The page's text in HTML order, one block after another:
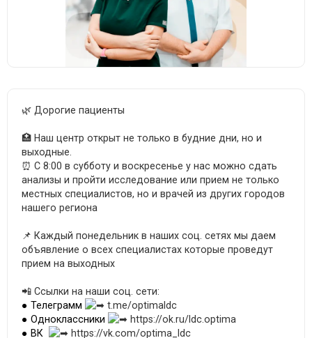
🌿 Дорогие пациенты
🏥 Наш центр открыт не только в будние дни, но и
выходные.
⏰ С 8:00 в субботу и воскресенье у нас можно сдать
анализы и пройти исследование или прием не только
местных специалистов, но и врачей из других городов
нашего региона
📌 Каждый понедельник в наших соц. сетях мы даем
объявление о всех специалистах которые проведут
прием на выходных
📲 Ссылки на наши соц. сети:
● Телеграмм
t.me/optimaldc
● Одноклассники
https://ok.ru/ldc.optima
● ВК
https://vk.com/optima_ldc